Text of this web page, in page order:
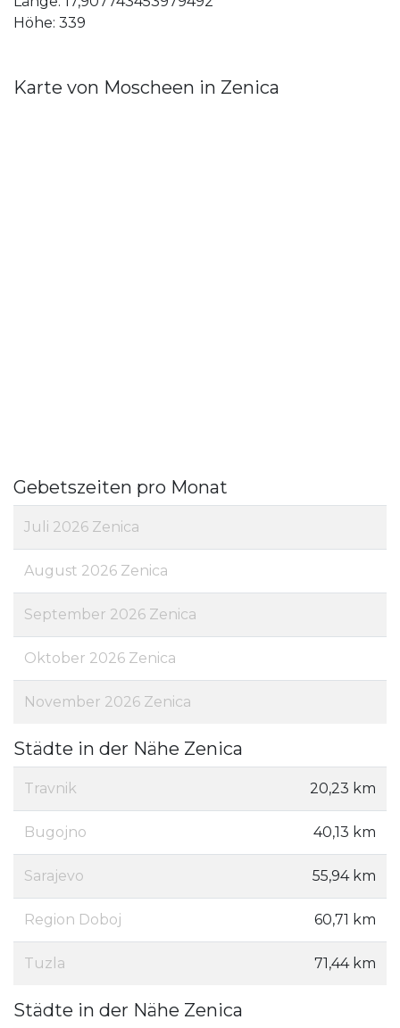
Höhe: 339
Karte von Moscheen in Zenica
Gebetszeiten pro Monat
Juli 2026 Zenica
August 2026 Zenica
September 2026 Zenica
Oktober 2026 Zenica
November 2026 Zenica
Städte in der Nähe Zenica
Travnik 20,23 km
Bugojno 40,13 km
Sarajevo 55,94 km
Region Doboj 60,71 km
Tuzla 71,44 km
Städte in der Nähe Zenica